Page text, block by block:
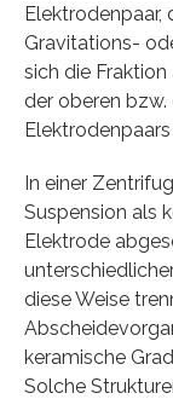
Elektrodenpaar,
Gravitations-
sich die
der oberen bzw.
In einer
Suspension als
Elektrode
diese Weise
keramische
Solche